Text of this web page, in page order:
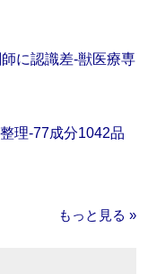
に認識差‐獣医療専
理‐77成分1042品
もっと見る »